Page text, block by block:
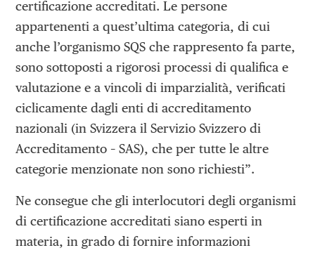
certificazione accreditati. Le persone
appartenenti a quest’ultima categoria, di cui
anche l’organismo SQS che rappresento fa parte,
sono sottoposti a rigorosi processi di qualifica e
valutazione e a vincoli di imparzialità, verificati
ciclicamente dagli enti di accreditamento
nazionali (in Svizzera il Servizio Svizzero di
Accreditamento – SAS), che per tutte le altre
categorie menzionate non sono richiesti”.
Ne consegue che gli interlocutori degli organismi
di certificazione accreditati siano esperti in
materia, in grado di fornire informazioni